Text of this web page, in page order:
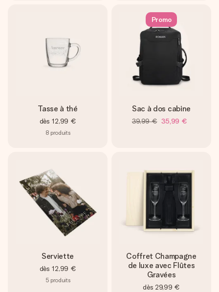
Tasse à thé
dès 12,99 €
8 produits
Promo
Sac à dos cabine
39,99 € 35,99 €
Serviette
dès 12,99 €
5 produits
Coffret Champagne
de luxe avec Flûtes
Gravées
dès 29,99 €